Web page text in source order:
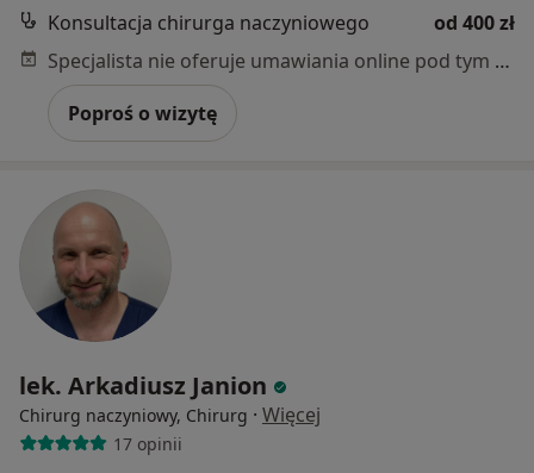
Konsultacja chirurga naczyniowego
od 400 zł
Specjalista nie oferuje umawiania online pod tym adresem.
Poproś o wizytę
lek. Arkadiusz Janion
Chirurg naczyniowy, Chirurg · Więcej
17 opinii